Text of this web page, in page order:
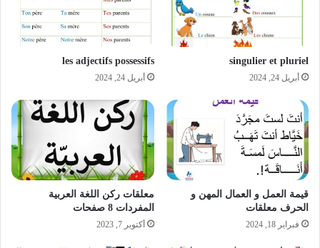
singulier et pluriel
أبريل 24, 2024
les adjectifs possessifs
أبريل 24, 2024
قيمة العمل و العمال المهن و
الحرف معلقات
فبراير 18, 2024
معلقات ركن اللغة العربية
المفردات 8 صفحات
أكتوبر 7, 2023